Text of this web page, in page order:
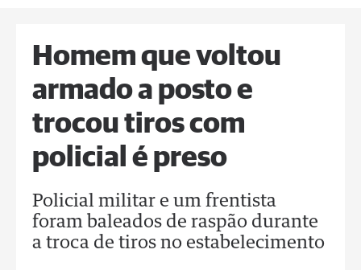
Homem que voltou
armado a posto e
trocou tiros com
policial é preso
Policial militar e um frentista
foram baleados de raspão durante
a troca de tiros no estabelecimento